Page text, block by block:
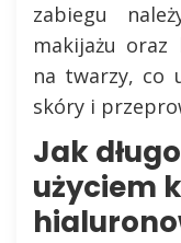
zabiegu
makijażu oraz
na twarzy, co
skóry i
Jak
użyciem